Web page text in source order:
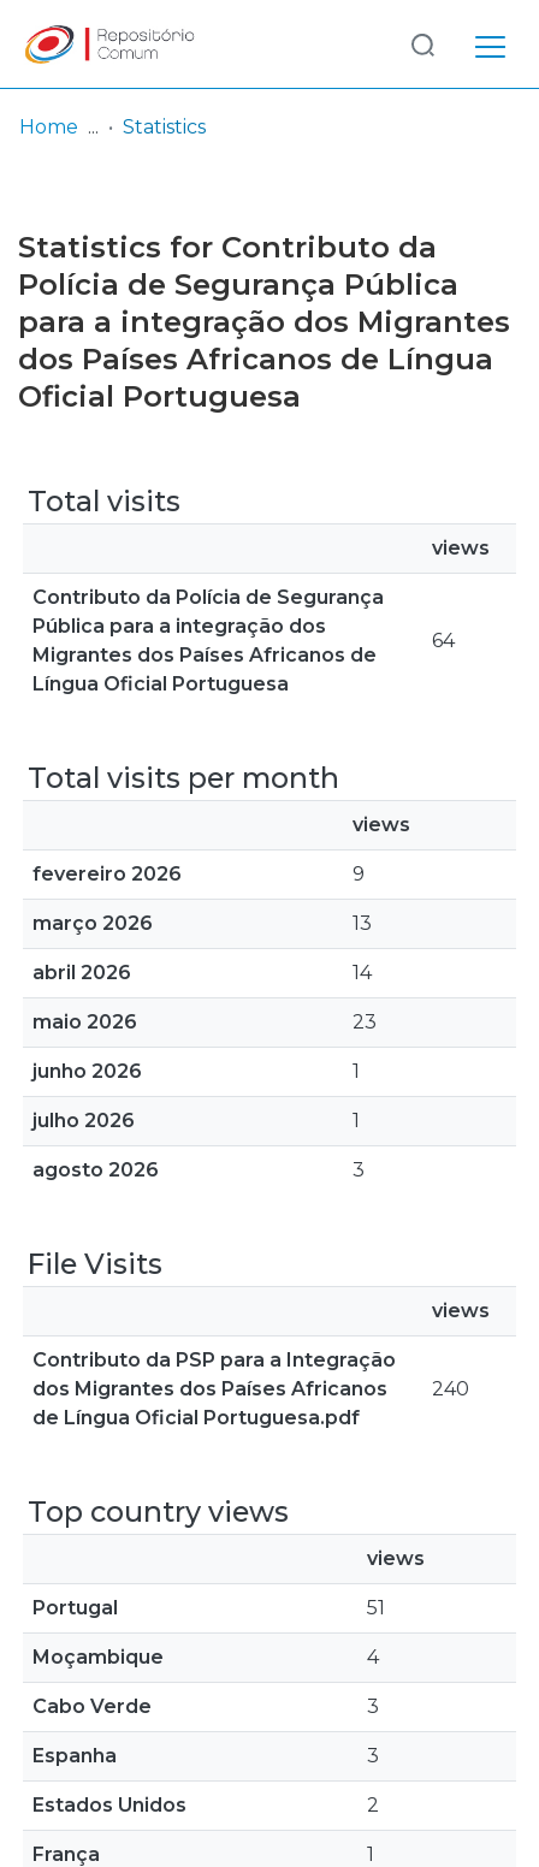
Browse repository
Entities
Log
In
(current)
Home Statistics
Statistics for Contributo da
Polícia de Segurança Pública
para a integração dos Migrantes
dos Países Africanos de Língua
Oficial Portuguesa
Total visits
views
Contributo da Polícia de Segurança
Pública para a integração dos
Migrantes dos Países Africanos de
Língua Oficial Portuguesa
64
Total visits per month
views
fevereiro 2026 9
março 2026 13
abril 2026 14
maio 2026 23
junho 2026 1
julho 2026 1
agosto 2026 3
File Visits
views
Contributo da PSP para a Integração
dos Migrantes dos Países Africanos
de Língua Oficial Portuguesa.pdf
240
Top country views
views
Portugal 51
Moçambique 4
Cabo Verde 3
Espanha 3
Estados Unidos 2
França 1